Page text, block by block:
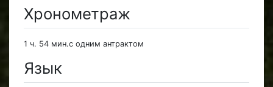
Хронометраж
1 ч. 54 мин.с одним антрактом
Язык